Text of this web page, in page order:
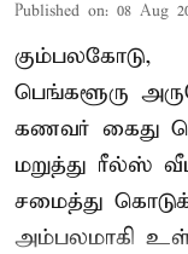
Published on: 08 Aug
கும்பலகோடு,
பெங்களூரு
கணவர் கைது
மறுத்து ரீல்ஸ்
சமைத்து
அம்பலமாகி